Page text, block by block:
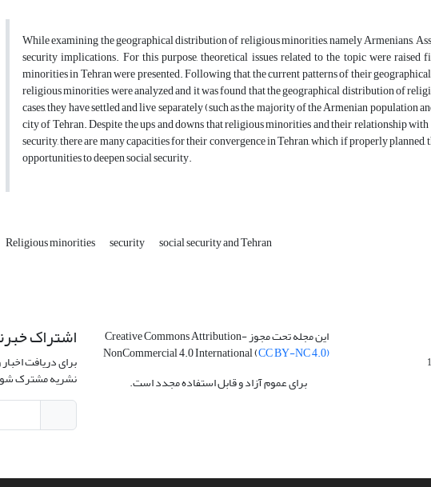
While examining the geographical distribution of religious minorities, namely Armenians,
security implications. For this purpose, theoretical issues related to the topic were
minorities in Tehran were presented. Following that, the current patterns of their
religious minorities were analyzed and it was found that the geographical distribution of
cases, they have settled and live separately (such as the majority of the Armenian population
city of Tehran. Despite the ups and downs that religious minorities and their relationship
security, there are many capacities for their convergence in Tehran, which if properly
opportunities to deepen social security.
Religious minorities security social security and Tehran
این مجله تحت مجوز Creative Commons Attribution-
NonCommercial 4.0 International (CC BY-NC 4.0)
برای عموم آزاد و قابل استفاده مجدد است.
اشتراک
برای دریافت
نشریه مشترک